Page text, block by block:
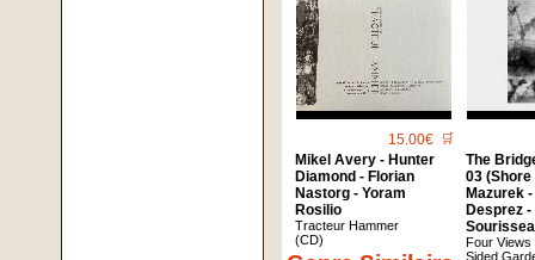
15.00€ 🛒
Mikel Avery - Hunter
Diamond - Florian
Nastorg - Yoram
Rosilio
Tracteur Hammer
(CD)
The
03 (Shore
Mazurek
Desprez
Four
Sided